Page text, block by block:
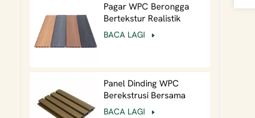
Pagar WPC Berongga
Bertekstur Realistik
Ringan Timbul Dalam
BACA LAGI
Panel Dinding WPC
Berekstrusi Bersama
26mm Tugas Berat untuk
BACA LAGI